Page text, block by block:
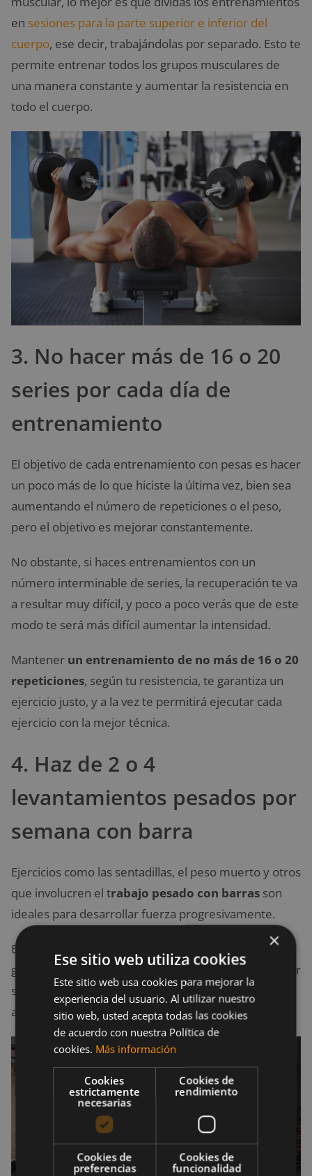
en sesiones para la parte superior e inferior del
cuerpo, ese decir, trabajándolas por separado. Esto te
permite entrenar todos los grupos musculares de
una manera constante y aumentar la resistencia en
todo el cuerpo.
3. No hacer más de 16 o 20
series por cada día de
entrenamiento
El objetivo de cada entrenamiento con pesas es hacer
un poco más de lo que hiciste la última vez, bien sea
aumentando el número de repeticiones o el peso,
pero el objetivo es mejorar constantemente.
No obstante, si haces entrenamientos con un
número interminable de series, la recuperación te va
a resultar muy difícil, y poco a poco verás que de este
modo te será más difícil aumentar la intensidad.
Mantener un entrenamiento de no más de 16 o 20
repeticiones, según tu resistencia, te garantiza un
ejercicio justo, y a la vez te permitirá ejecutar cada
ejercicio con la mejor técnica.
4. Haz de 2 o 4
levantamientos pesados por
semana con barra
Ejercicios como las sentadillas, el peso muerto y otros
que involucren el trabajo pesado con barras son
ideales para desarrollar fuerza progresivamente.
Elige algunos ejercicios con barra, de acuerdo con tu
gusto y capacidades, y realízalos entre 2 y 4 veces por
semana paradesarrollar los músculos
adecuadamente.
×
Ese sitio web utiliza cookies
Este sitio web usa cookies para mejorar la
experiencia del usuario. Al utilizar nuestro
sitio web, usted acepta todas las cookies
de acuerdo con nuestra Política de
cookies. Más información
Cookies
estrictamente
necesarias
Cookies de
rendimiento
Cookies de
preferencias
Cookies de
funcionalidad